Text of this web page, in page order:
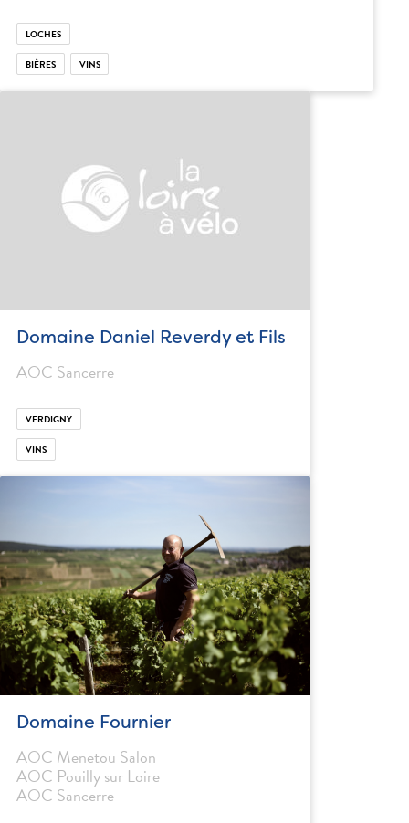
LOCHES
BIÈRES VINS
Domaine Daniel Reverdy et Fils
AOC Sancerre
VERDIGNY
VINS
Domaine Fournier
AOC Menetou Salon
AOC Pouilly sur Loire
AOC Sancerre